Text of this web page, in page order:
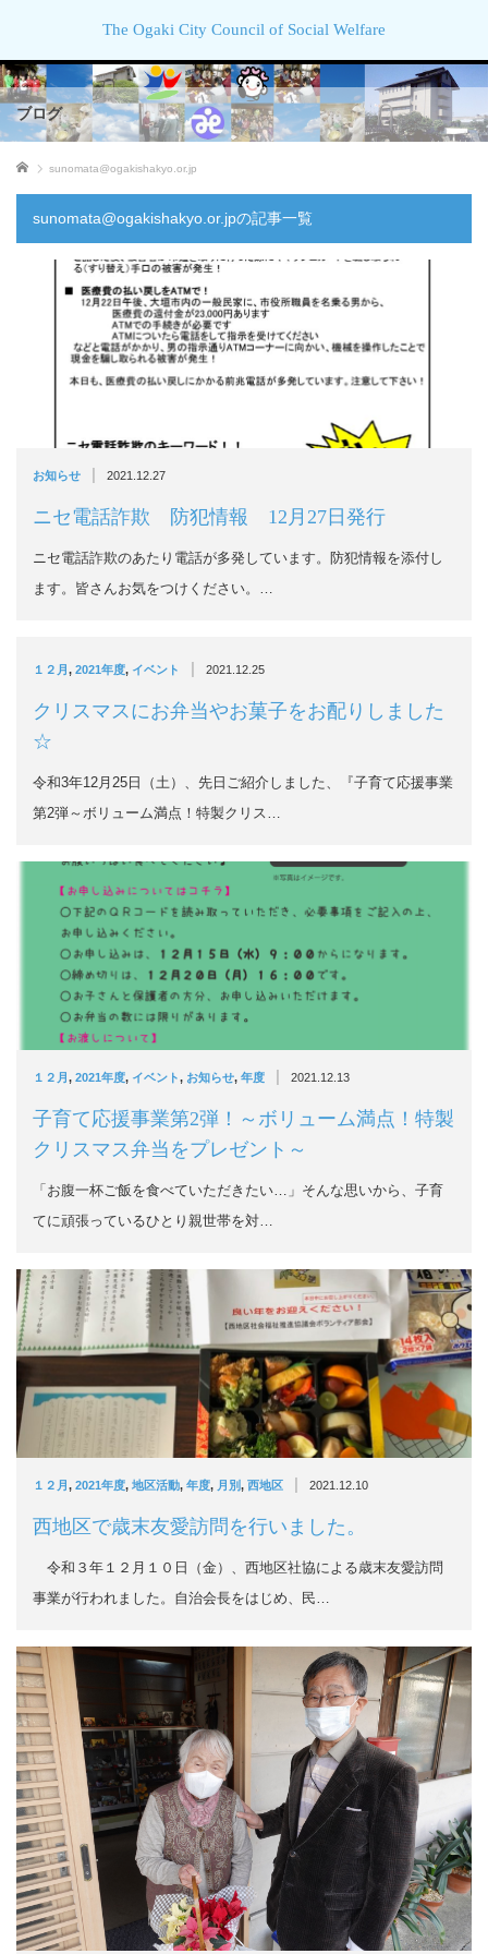
The Ogaki City Council of Social Welfare
ブログ
ホーム sunomata@ogakishakyo.or.jp
sunomata@ogakishakyo.or.jpの記事一覧
お知らせ | 2021.12.27
ニセ電話詐欺 防犯情報 12月27日発行
ニセ電話詐欺のあたり電話が多発しています。防犯情報を添付し
ます。皆さんお気をつけください。…
１２月, 2021年度, イベント | 2021.12.25
クリスマスにお弁当やお菓子をお配りしました
☆
令和3年12月25日（土）、先日ご紹介しました、『子育て応援事業
第2弾～ボリューム満点！特製クリス…
１２月, 2021年度, イベント, お知らせ, 年度 | 2021.12.13
子育て応援事業第2弾！～ボリューム満点！特製
クリスマス弁当をプレゼント～
「お腹一杯ご飯を食べていただきたい…」そんな思いから、子育
てに頑張っているひとり親世帯を対…
１２月 , 2021年度, 地区活動, 年度, 月別, 西地区 | 2021.12.10
西地区で歳末友愛訪問を行いました。
令和３年１２月１０日（金）、西地区社協による歳末友愛訪問
事業が行われました。自治会長をはじめ、民…